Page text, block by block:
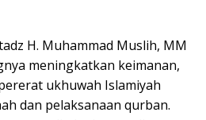
H. Muhammad Muslih, MM
meningkatkan keimanan,
ukhuwah Islamiyah
dan pelaksanaan qurban.